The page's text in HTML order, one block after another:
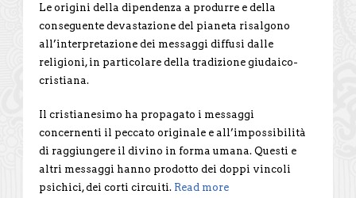
Le origini della dipendenza a produrre e della
conseguente devastazione del pianeta risalgono
all’interpretazione dei messaggi diffusi dalle
religioni, in particolare della tradizione giudaico-
cristiana.
Il cristianesimo ha propagato i messaggi
concernenti il peccato originale e all’impossibilità
di raggiungere il divino in forma umana. Questi e
altri messaggi hanno prodotto dei doppi vincoli
psichici, dei corti circuiti. Read more